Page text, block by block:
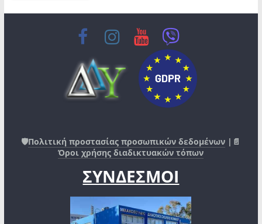
🛡️Πολιτική προστασίας προσωπικών δεδομένων |📄
Όροι χρήσης διαδικτυακών τόπων
ΣΥΝΔΕΣΜΟΙ